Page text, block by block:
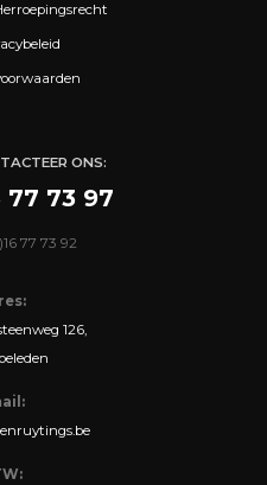
ONS:
77 73 97
77 73 92
126,